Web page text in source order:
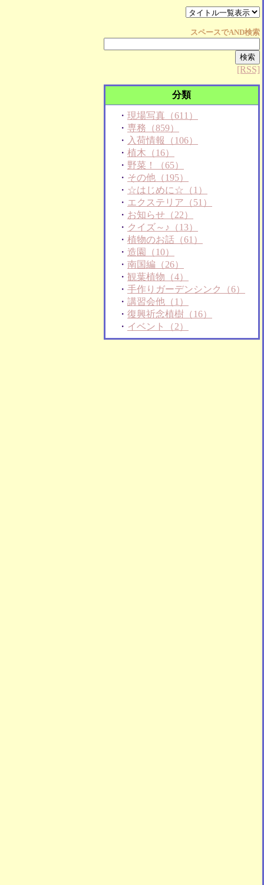
スペースでAND検索
[RSS]
分類
・ 現場写真（611）
・ 専務（859）
・ 入荷情報（106）
・ 植木（16）
・ 野菜！（65）
・ その他（195）
・ ☆はじめに☆（1）
・ エクステリア（51）
・ お知らせ（22）
・ クイズ～♪（13）
・ 植物のお話（61）
・ 造園（10）
・ 南国編（26）
・ 観葉植物（4）
・ 手作りガーデンシンク（6）
・ 講習会他（1）
・ 復興祈念植樹（16）
・ イベント（2）